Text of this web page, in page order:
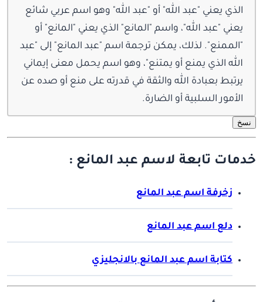
الذي يعني "عبد الله" أو "عبد الله" وهو اسم عربي شائع
يعني "عبد الله"، واسم "المانع" الذي يعني "المانع" أو
"الممنع". لذلك، يمكن ترجمة اسم "عبد المانع" إلى "عبد
الله الذي يمنع أو يمتنع"، وهو اسم يحمل معنى إيماني
يرتبط بعبادة الله والثقة في قدرته على منع أو صده عن
الأمور السلبية أو الضارة.
نسخ
خدمات تابعة لاسم عبد المانع :
زخرفة اسم عبد المانع
دلع اسم عبد المانع
كتابة اسم عبد المانع بالانجليزي